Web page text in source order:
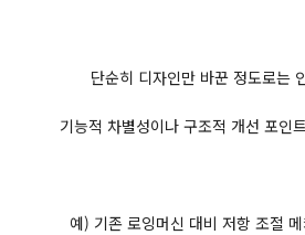
단순히 디자인만 바꾼 정도로는
기능적 차별성이나 구조적 개선 포인
예) 기존 로잉머신 대비 저항 조절